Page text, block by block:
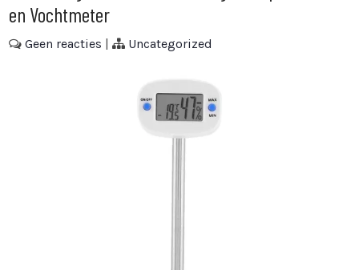
en Vochtmeter
Geen reacties | Uncategorized